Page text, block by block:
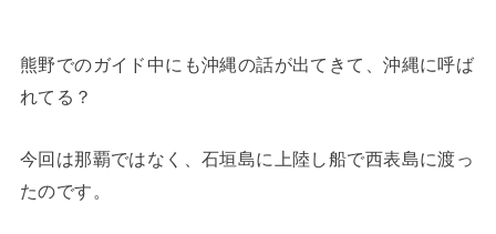
熊野でのガイド中にも沖縄の話が出てきて、沖縄に呼ば
れてる？
今回は那覇ではなく、石垣島に上陸し船で西表島に渡っ
たのです。